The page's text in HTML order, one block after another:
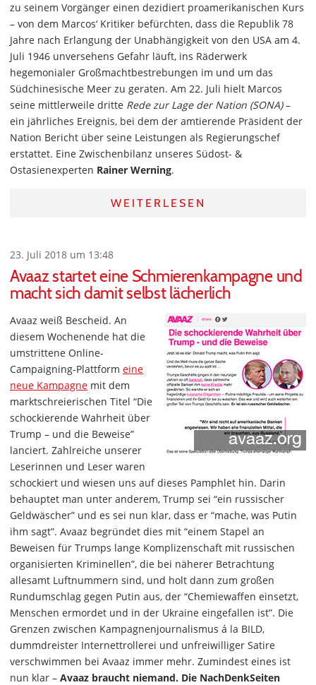
zu seinem Vorgänger einen dezidiert proamerikanischen Kurs
– von dem Marcos‘ Kritiker befürchten, dass die Republik 78
Jahre nach Erlangung der Unabhängigkeit von den USA am 4.
Juli 1946 unversehens Gefahr läuft, ins Räderwerk
hegemonialer Großmachtbestrebungen im und um das
Südchinesische Meer zu geraten. Am 22. Juli hielt Marcos
seine mittlerweile dritte Rede zur Lage der Nation (SONA)–
ein jährliches Ereignis, bei dem der amtierende Präsident der
Nation Bericht über seine Leistungen als Regierungschef
erstattet. Eine Zwischenbilanz unseres Südost- &
Ostasienexperten Rainer Werning.
WEITERLESEN
23. Juli 2018 um 13:48
Avaaz startet eine Schmierenkampagne und
macht sich damit selbst lächerlich
Avaaz weiß Bescheid. An
diesem Wochenende hat die
umstrittene Online-
Campaigning-Plattform eine
neue Kampagne mit dem
marktschreierischen Titel “Die
schockierende Wahrheit über
Trump – und die Beweise”
lanciert. Zahlreiche unserer
Leserinnen und Leser waren
schockiert und wiesen uns auf dieses Pamphlet hin. Darin
behauptet man unter anderem, Trump sei “ein russischer
Geldwäscher” und es sei nun klar, dass er “mache, was Putin
ihm sagt”. Avaaz begründet dies mit “einem Stapel an
Beweisen für Trumps lange Komplizenschaft mit russischen
organisierten Kriminellen”, die bei näherer Betrachtung
allesamt Luftnummern sind, und holt dann zum großen
Rundumschlag gegen Putin aus, der “Chemiewaffen einsetzt,
Menschen ermordet und in der Ukraine eingefallen ist”. Die
Grenzen zwischen Kampagnenjournalismus á la BILD,
dummdreister Internettrollerei und unfreiwilliger Satire
verschwimmen bei Avaaz immer mehr. Zumindest eines ist
nun klar – Avaaz braucht niemand. Die NachDenkSeiten